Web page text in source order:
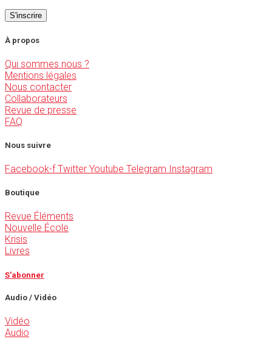
À propos
Qui sommes nous ?
Mentions légales
Nous contacter
Collaborateurs
Revue de presse
FAQ
Nous suivre
Facebook-f Twitter Youtube Telegram Instagram
Boutique
Revue Éléments
Nouvelle École
Krisis
Livres
S'abonner
Audio / Vidéo
Vidéo
Audio